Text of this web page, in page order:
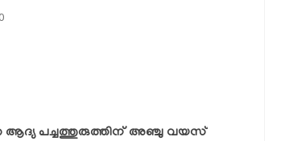
ആദ്യ പച്ചത്തുരുത്തിന് അഞ്ചു വയസ്